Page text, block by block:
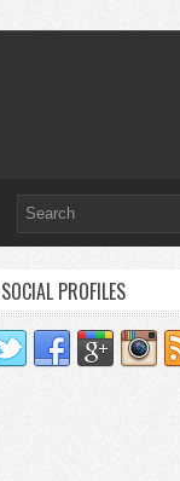
SOCIAL PROFILES